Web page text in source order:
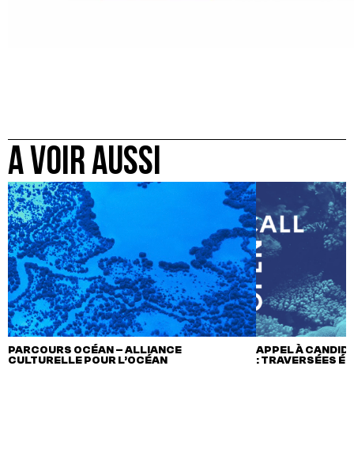
A VOIR AUSSI
PARCOURS OCÉAN – ALLIANCE
CULTURELLE POUR L’OCÉAN
APPEL À
: TRAVERSÉES